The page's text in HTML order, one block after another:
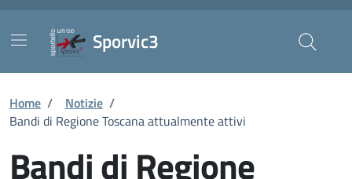
Sporvic3
Home / Notizie /
Bandi di Regione Toscana attualmente attivi
Bandi di Regione